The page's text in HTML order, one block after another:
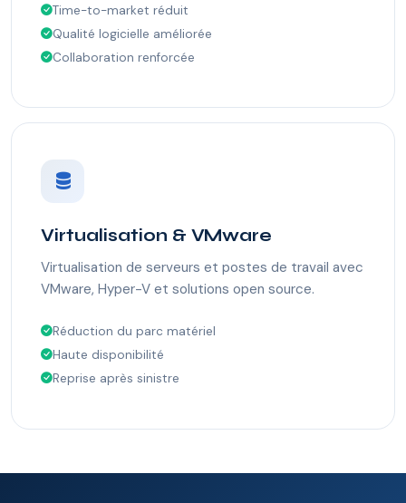
Time-to-market réduit
Qualité logicielle améliorée
Collaboration renforcée
Virtualisation & VMware
Virtualisation de serveurs et postes de travail avec
VMware, Hyper-V et solutions open source.
Réduction du parc matériel
Haute disponibilité
Reprise après sinistre